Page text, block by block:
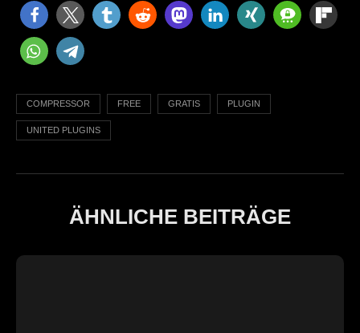
COMPRESSOR FREE GRATIS PLUGIN
UNITED PLUGINS
ÄHNLICHE BEITRÄGE